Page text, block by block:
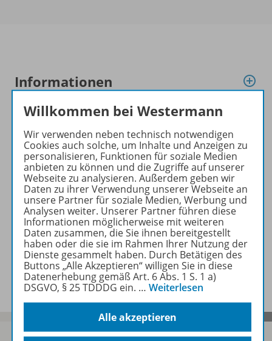
Informationen
Produkte der Reihe
Konzept
Empfehlungen der Redaktion
Benachrichtigungs-Service
Willkommen bei Westermann
Wir verwenden neben technisch notwendigen
Cookies auch solche, um Inhalte und Anzeigen zu
personalisieren, Funktionen für soziale Medien
anbieten zu können und die Zugriffe auf unserer
Webseite zu analysieren. Außerdem geben wir
Daten zu ihrer Verwendung unserer Webseite an
unsere Partner für soziale Medien, Werbung und
Analysen weiter. Unserer Partner führen diese
Informationen möglicherweise mit weiteren
Daten zusammen, die Sie ihnen bereitgestellt
haben oder die sie im Rahmen Ihrer Nutzung der
Dienste gesammelt haben. Durch Betätigen des
Buttons „Alle Akzeptieren“ willigen Sie in diese
Datenerhebung gemäß Art. 6 Abs. 1 S. 1 a)
DSGVO, § 25 TDDDG ein. … Weiterlesen
Alle akzeptieren